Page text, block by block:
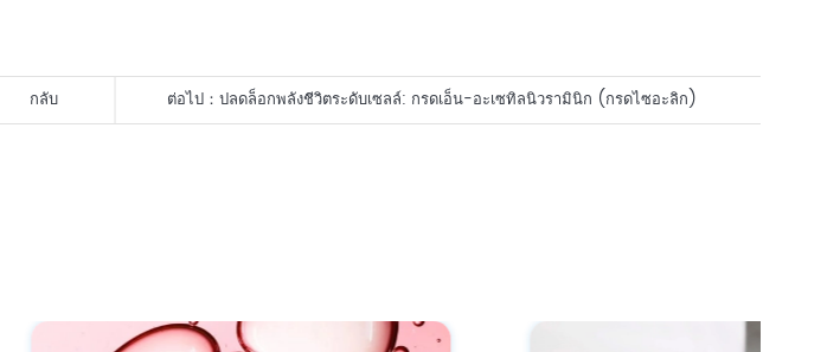
ต่อไป： ปลดล็อกพลังชีวิตระดับเซลล์: กรดเอ็น-อะเซทิลนิวรามินิก (กรดไซอะลิก)
กลับ